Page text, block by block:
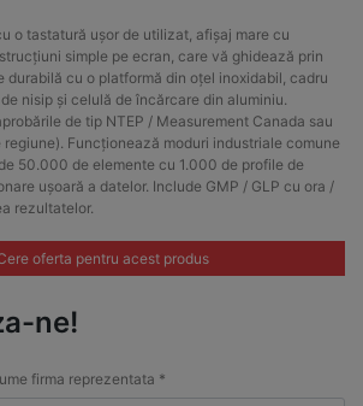
o tastatură ușor de utilizat, afișaj mare cu
simple pe ecran, care vă ghidează prin
durabilă cu o platformă din oțel inoxidabil, cadru
nisip și celulă de încărcare din aluminiu.
de tip NTEP / Measurement Canada sau
regiune). Funcționează moduri industriale comune
50.000 de elemente cu 1.000 de profile de
ușoară a datelor. Include GMP / GLP cu ora /
rezultatelor.
oferta pentru acest produs
ne!
firma reprezentata *